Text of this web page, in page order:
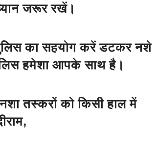
जरूर रखें।
का सहयोग करें डटकर नशे
हमेशा आपके साथ है।
तस्करों को किसी हाल में